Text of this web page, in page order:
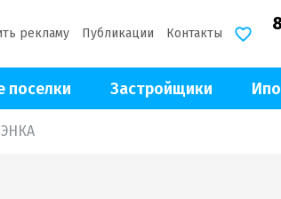
рекламу Публикации Контакты
поселки Застройщики